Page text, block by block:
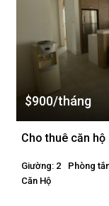
$900/tháng
Giường: 2 Phòng
Căn Hộ